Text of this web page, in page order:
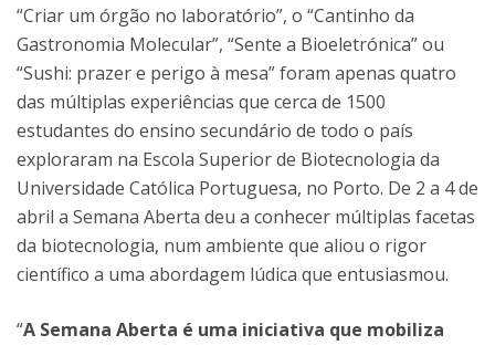
“Criar um órgão no laboratório”, o “Cantinho da
Gastronomia Molecular”, “Sente a Bioeletrónica” ou
“Sushi: prazer e perigo à mesa” foram apenas quatro
das múltiplas experiências que cerca de 1500
estudantes do ensino secundário de todo o país
exploraram na Escola Superior de Biotecnologia da
Universidade Católica Portuguesa, no Porto. De 2 a 4 de
abril a Semana Aberta deu a conhecer múltiplas facetas
da biotecnologia, num ambiente que aliou o rigor
científico a uma abordagem lúdica que entusiasmou.
“A Semana Aberta é uma iniciativa que mobiliza